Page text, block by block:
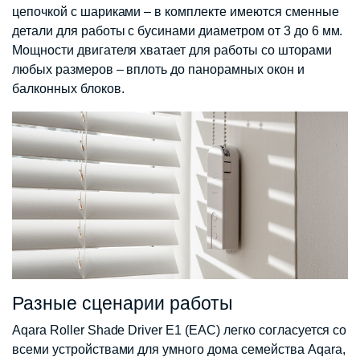
цепочкой с шариками – в комплекте имеются сменные
детали для работы с бусинами диаметром от 3 до 6 мм.
Мощности двигателя хватает для работы со шторами
любых размеров – вплоть до панорамных окон и
балконных блоков.
Разные сценарии работы
Aqara Roller Shade Driver E1 (EAC) легко согласуется со
всеми устройствами для умного дома семейства Aqara,